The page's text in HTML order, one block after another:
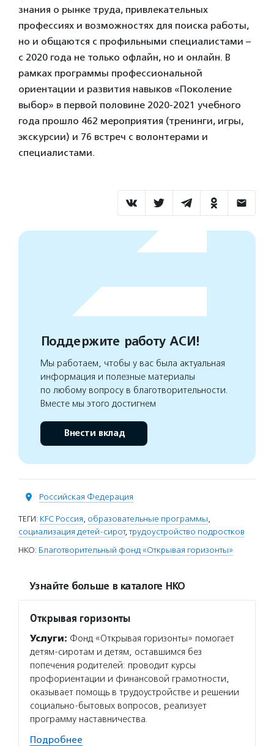
знания о рынке труда, привлекательных
профессиях и возможностях для поиска работы,
но и общаются с профильными специалистами –
с 2020 года не только офлайн, но и онлайн. В
рамках программы профессиональной
ориентации и развития навыков «Поколение
выбор» в первой половине 2020-2021 учебного
года прошло 462 мероприятия (тренинги, игры,
экскурсии) и 76 встреч с волонтерами и
специалистами.
Поддержите работу АСИ!
Мы работаем, чтобы у вас была актуальная
информация и полезные материалы
по любому вопросу в благотворительности.
Вместе мы этого достигнем
Внести вклад
Российская Федерация
ТЕГИ: KFC Россия, образовательные программы,
социализация детей-сирот,трудоустройство подростков
НКО: Благотворительный фонд «Открывая горизонты»
Узнайте больше в каталоге НКО
Открывая горизонты
Услуги: Фонд «Открывая горизонты» помогает
детям-сиротам и детям, оставшимся без
попечения родителей: проводит курсы
профориентации и финансовой грамотности,
оказывает помощь в трудоустройстве и решении
социально-бытовых вопросов, реализует
программу наставничества.
Подробнее